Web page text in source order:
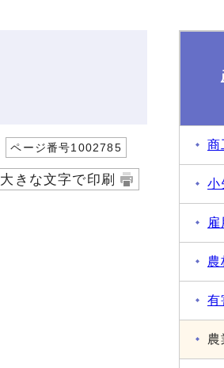
ページ番号1002785
大きな文字で印刷
商
小
農
有
農